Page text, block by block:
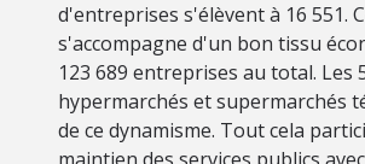
d'entreprises s'élèvent à 16 551.
s'accompagne d'un bon tissu
123 689 entreprises au total. Les
hypermarchés et supermarchés
de ce dynamisme. Tout cela